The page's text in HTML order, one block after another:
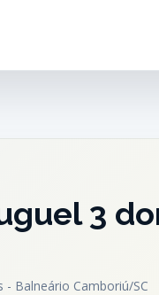
3
Balneário Camboriú/SC